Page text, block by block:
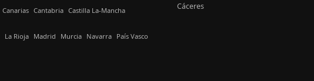
Canarias Cantabria Castilla La-Mancha
La Rioja Madrid Murcia Navarra País Vasco
Cáceres